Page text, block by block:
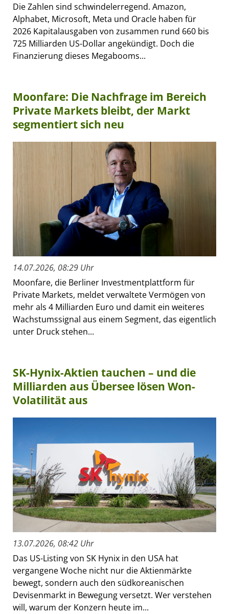
Die Zahlen sind schwindelerregend. Amazon,
Alphabet, Microsoft, Meta und Oracle haben für
2026 Kapitalausgaben von zusammen rund 660 bis
725 Milliarden US-Dollar angekündigt. Doch die
Finanzierung dieses Megabooms...
Moonfare: Die Nachfrage im Bereich
Private Markets bleibt, der Markt
segmentiert sich neu
14.07.2026, 08:29 Uhr
Moonfare, die Berliner Investmentplattform für
Private Markets, meldet verwaltete Vermögen von
mehr als 4 Milliarden Euro und damit ein weiteres
Wachstumssignal aus einem Segment, das eigentlich
unter Druck stehen...
SK-Hynix-Aktien tauchen – und die
Milliarden aus Übersee lösen Won-
Volatilität aus
13.07.2026, 08:42 Uhr
Das US-Listing von SK Hynix in den USA hat
vergangene Woche nicht nur die Aktienmärkte
bewegt, sondern auch den südkoreanischen
Devisenmarkt in Bewegung versetzt. Wer verstehen
will, warum der Konzern heute im...